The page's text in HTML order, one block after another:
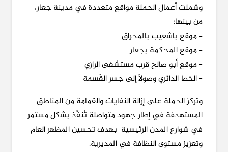
وشملت أعمال الحملة مواقع متعددة في مدينة جعار،
من بينها:
– موقع باشعيب بالمحراق
– موقع المحكمة بجعار
– موقع أبو صالح قرب مستشفى الرازي
– الخط الدائري وصولًا إلى جسر القَسمة
وتركز الحملة على إزالة النفايات والقمامة من المناطق
المستهدفة في إطار جهود متواصلة تُنفَّذ بشكل مستمر
في شوارع المدن الرئيسية بهدف تحسين المظهر العام
وتعزيز مستوى النظافة في المديرية.